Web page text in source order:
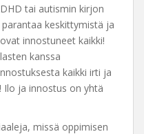
tai autismin kirjon
keskittymistä ja
innostuneet kaikki!
kanssa
kaikki irti ja
Ilo ja innostus on yhtä
missä oppimisen